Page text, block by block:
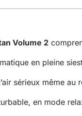
Volume 2
en pleine
sérieux même au
en mode